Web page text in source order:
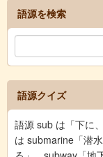
語源を検索
語源クイズ
語源 sub は「下に
は submarine「潜